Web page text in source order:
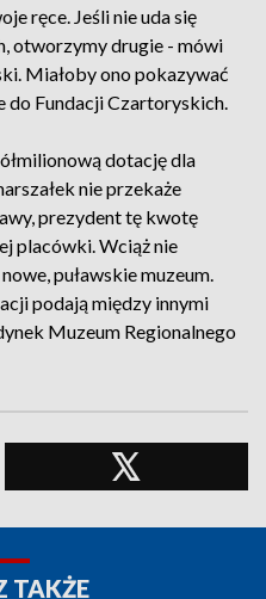
ręce. Jeśli nie uda się
otworzymy drugie - mówi
Miałoby ono pokazywać
do Fundacji Czartoryskich.
dotację dla
nie przekaże
prezydent tę kwotę
placówki. Wciąż nie
puławskie muzeum.
podają między innymi
Muzeum Regionalnego
TAKŻE